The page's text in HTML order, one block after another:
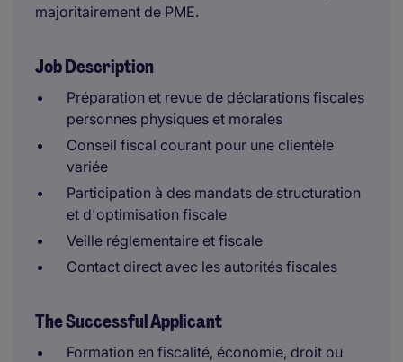
majoritairement de PME.
Job Description
Préparation et revue de déclarations fiscales
personnes physiques et morales
Conseil fiscal courant pour une clientèle
variée
Participation à des mandats de structuration
et d'optimisation fiscale
Veille réglementaire et fiscale
Contact direct avec les autorités fiscales
The Successful Applicant
Formation en fiscalité, économie, droit ou